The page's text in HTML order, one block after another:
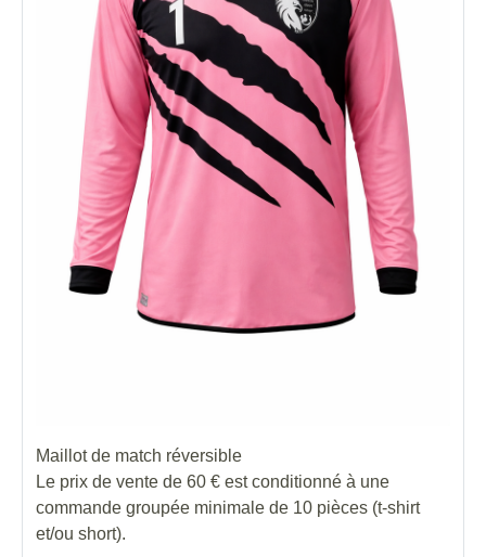
Maillot de match réversible
Le prix de vente de 60 € est conditionné à une
commande groupée minimale de 10 pièces (t-shirt
et/ou short).